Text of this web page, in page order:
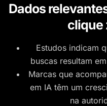
Dados
clique
Estudos indicam
buscas resultam
Marcas que
em IA têm um
na